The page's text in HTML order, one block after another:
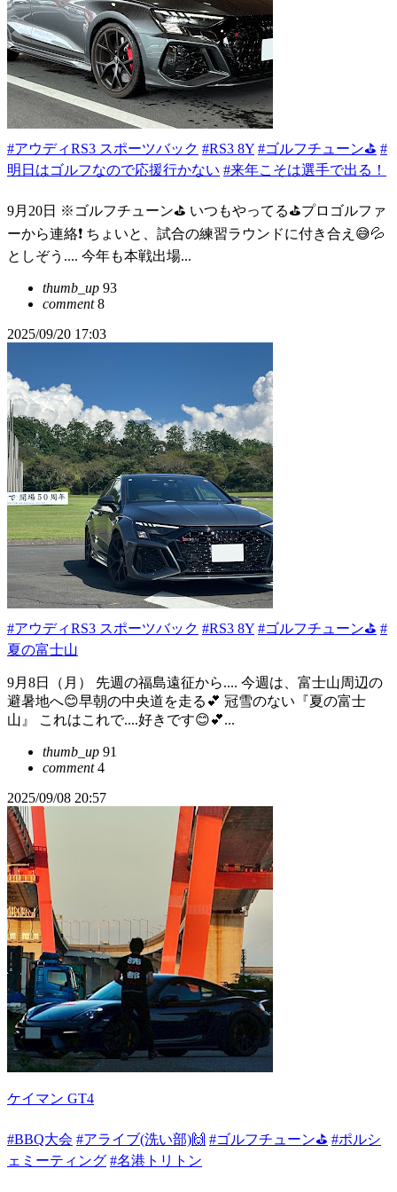
#アウディRS3 スポーツバック #RS3 8Y #ゴルフチューン⛳ #
明日はゴルフなので応援行かない #来年こそは選手で出る！
9月20日 ※ゴルフチューン⛳️ いつもやってる⛳️プロゴルファ
ーから連絡❗️ ちょいと、試合の練習ラウンドに付き合え😅💦
としぞう.... 今年も本戦出場...
thumb_up 93
comment8
2025/09/20 17:03
#アウディRS3 スポーツバック #RS3 8Y #ゴルフチューン⛳ #
夏の富士山
9月8日（月） 先週の福島遠征から.... 今週は、富士山周辺の
避暑地へ😊早朝の中央道を走る💕 冠雪のない『夏の富士
山』 これはこれで....好きです😊💕...
thumb_up 91
comment4
2025/09/08 20:57
ケイマン GT4
#BBQ大会 #アライブ(洗い部)🙌 #ゴルフチューン⛳ #ポルシ
ェミーティング #名港トリトン